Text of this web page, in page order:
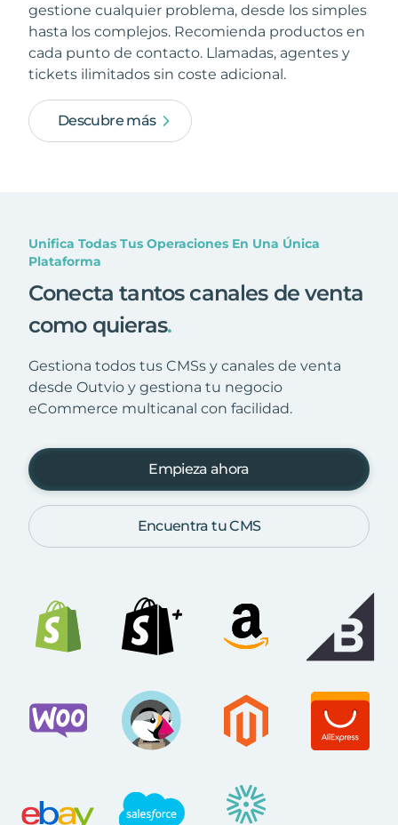
gestione cualquier problema, desde los simples
hasta los complejos. Recomienda productos en
cada punto de contacto. Llamadas, agentes y
tickets ilimitados sin coste adicional.
Descubre más
Unifica Todas Tus Operaciones En Una Única
Plataforma
Conecta tantos canales de venta
como quieras.
Gestiona todos tus CMSs y canales de venta
desde Outvio y gestiona tu negocio
eCommerce multicanal con facilidad.
Empieza ahora
Encuentra tu CMS